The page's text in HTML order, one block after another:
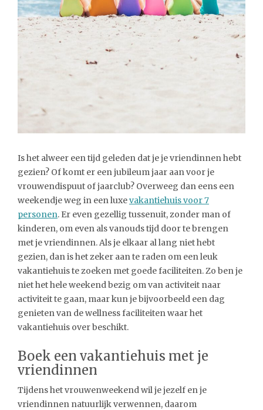
Is het alweer een tijd geleden dat je je vriendinnen hebt
gezien? Of komt er een jubileum jaar aan voor je
vrouwendispuut of jaarclub? Overweeg dan eens een
weekendje weg in een luxevakantiehuis voor 7
personen. Er even gezellig tussenuit, zonder man of
kinderen, om even als vanouds tijd door te brengen
met je vriendinnen. Als je elkaar al lang niet hebt
gezien, dan is het zeker aan te raden om een leuk
vakantiehuis te zoeken met goede faciliteiten. Zo ben je
niet het hele weekend bezig om van activiteit naar
activiteit te gaan, maar kun je bijvoorbeeld een dag
genieten van de wellness faciliteiten waar het
vakantiehuis over beschikt.
Boek een vakantiehuis met je
vriendinnen
Tijdens het vrouwenweekend wil je jezelf en je
vriendinnen natuurlijk verwennen, daarom